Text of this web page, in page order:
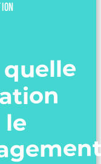
le